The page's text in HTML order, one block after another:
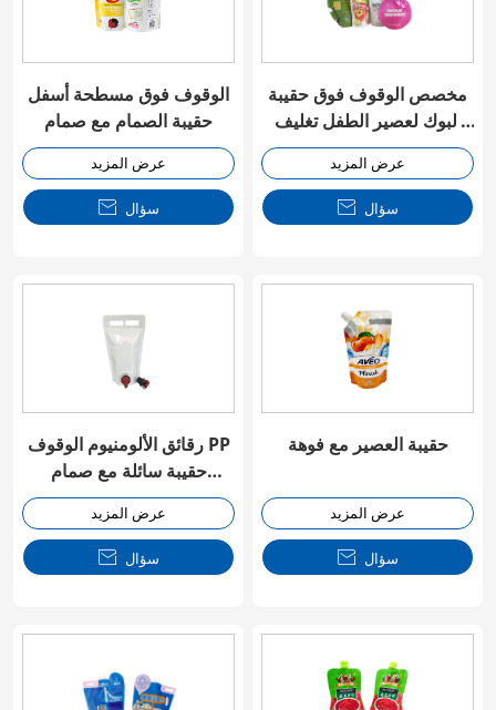
الوقوف فوق مسطحة أسفل
حقيبة الصمام مع صمام
عرض المزيد
 سؤال
مخصص الوقوف فوق حقيبة
البوك لعصير الطفل تغليف
الأغذية
عرض المزيد
 سؤال
رقائق الألومنيوم الوقوف PP
حقيبة سائلة مع صمام
الصنبور
عرض المزيد
 سؤال
حقيبة العصير مع فوهة
عرض المزيد
 سؤال